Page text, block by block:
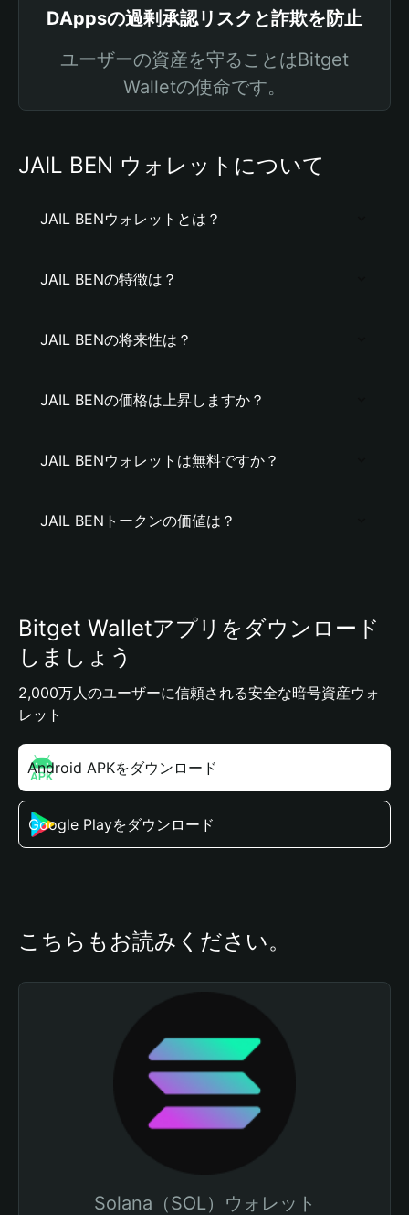
DAppsの過剰承認リスクと詐欺を防止
ユーザーの資産を守ることはBitget
Walletの使命です。
JAIL BEN ウォレットについて
JAIL BENウォレットとは？
JAIL BENの特徴は？
JAIL BENの将来性は？
JAIL BENの価格は上昇しますか？
JAIL BENウォレットは無料ですか？
JAIL BENトークンの価値は？
Bitget Walletアプリをダウンロード
しましょう
2,000万人のユーザーに信頼される安全な暗号資産ウォ
レット
Android APKをダウンロード
Google Playをダウンロード
こちらもお読みください。
Solana（SOL）ウォレット